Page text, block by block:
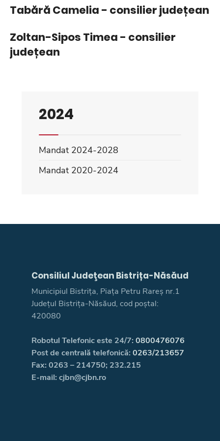
Tabără Camelia - consilier județean
Zoltan-Sipos Timea - consilier
județean
2024
Mandat 2024-2028
Mandat 2020-2024
Consiliul Judeţean Bistrița-Năsăud
Municipiul Bistrița, Piața Petru Rareș nr.1
Județul Bistrița-Năsăud, cod poștal:
420080
Robotul Telefonic este 24/7: 0800476076
Post de centrală telefonică: 0263/213657
Fax: 0263 – 214750; 232.215
E-mail: cjbn@cjbn.ro